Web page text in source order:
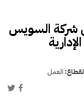
شركة السويس
العمل